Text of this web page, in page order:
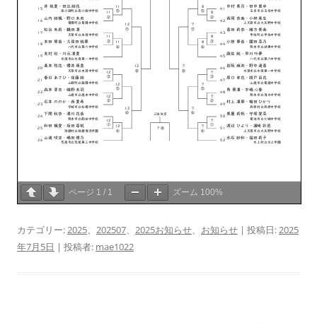
ページ 1 / 1 ズーム 100%
カテゴリー:2025、 202507、 2025お知らせ、 お知らせ | 投稿日:2025
年7月5日 | 投稿者: mae1022